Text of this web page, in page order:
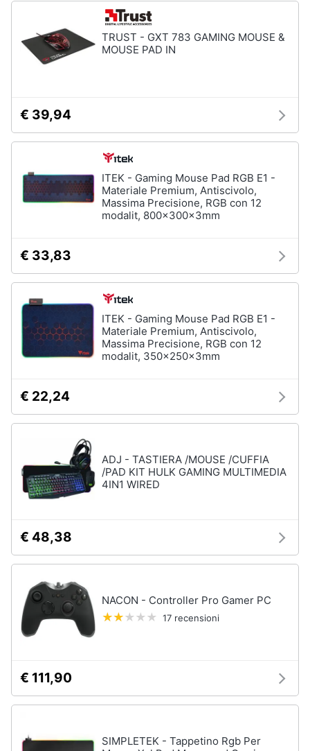
TRUST - GXT 783 GAMING MOUSE &
MOUSE PAD IN
€ 39,94
ITEK - Gaming Mouse Pad RGB E1 -
Materiale Premium, Antiscivolo,
Massima Precisione, RGB con 12
modalit, 800x300x3mm
€ 33,83
ITEK - Gaming Mouse Pad RGB E1 -
Materiale Premium, Antiscivolo,
Massima Precisione, RGB con 12
modalit, 350x250x3mm
€ 22,24
ADJ - TASTIERA /MOUSE /CUFFIA
/PAD KIT HULK GAMING MULTIMEDIA
4IN1 WIRED
€ 48,38
NACON - Controller Pro Gamer PC
17 recensioni
€ 111,90
SIMPLETEK - Tappetino Rgb Per